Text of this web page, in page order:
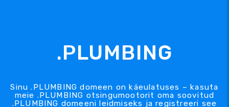
.PLUMBING
Sinu .PLUMBING domeen on käeulatuses – kasuta
meie .PLUMBING otsingumootorit oma soovitud
.PLUMBING domeeni leidmiseks ja registreeri see